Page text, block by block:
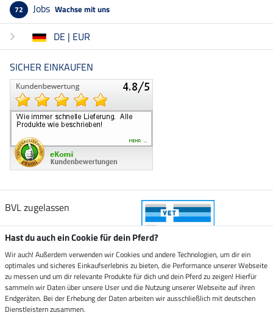
72 Jobs Wachse mit uns
DE | EUR
SICHER EINKAUFEN
BVL zugelassen
Zustellung durch
Sicher bezahlen mit
Hast du auch ein Cookie für dein Pferd?
Wir auch! Außerdem verwenden wir Cookies und andere Technologien, um dir ein
optimales und sicheres Einkaufserlebnis zu bieten, die Performance unserer Webseite
zu messen und um dir relevante Produkte für dich und dein Pferd zu zeigen! Hierfür
sammeln wir Daten über unsere User und die Nutzung unserer Webseite auf ihren
Endgeräten. Bei der Erhebung der Daten arbeiten wir ausschließlich mit deutschen
Dienstleistern zusammen.